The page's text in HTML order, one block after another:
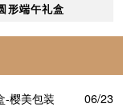
形端午礼盒
-樱美包装
06/23